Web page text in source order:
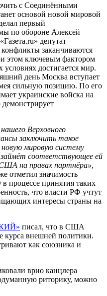
с Соединёнными
основой новой мировой
первый
по обороне Алексей
депутат
заканчиваются
этом ключевым фактором
условиях достигается мир.
день Москва вступает
сильную позицию. По его
украинские войска на
Верховного
заключить такое
мировую систему
займёт соответствующее ей
на правах партнёра»,
отметил значимость
процессе принятия таких
что власти РФ учтут
интересы страны на
писал, что в США
курса внешней политики.
как союзника и
врио канцлера
риторику, можно